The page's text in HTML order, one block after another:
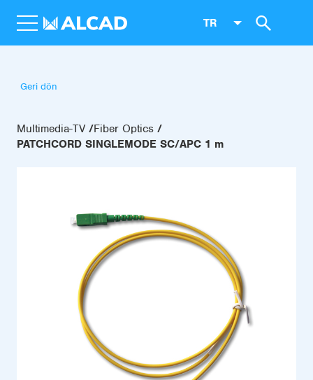
TR
Geri dön
Multimedia-TV
Fiber Optics
PATCHCORD SINGLEMODE SC/APC 1 m